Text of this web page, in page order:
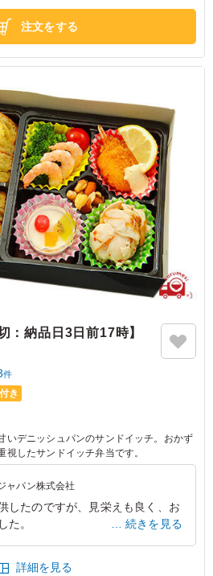
大阪府大阪市中央区本町2026/06/16
注文をする
：納品日3日前17時】
件
き
いデニッシュパンのサンドイッチ。おかず
視したサンドイッチ弁当です。
ャパン株式会社
したのですが、見栄えも良く、お
た。
続きを見る
詳細を見る